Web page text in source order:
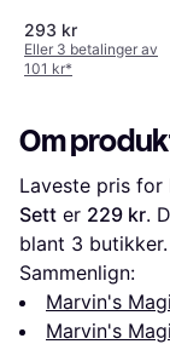
293 kr
Eller 3 betalinger av
101 kr*
Om
Laveste pris for
Sett er 229 kr.
blant 3 butikker.
Sammenlign:
Marvin's
Marvin's